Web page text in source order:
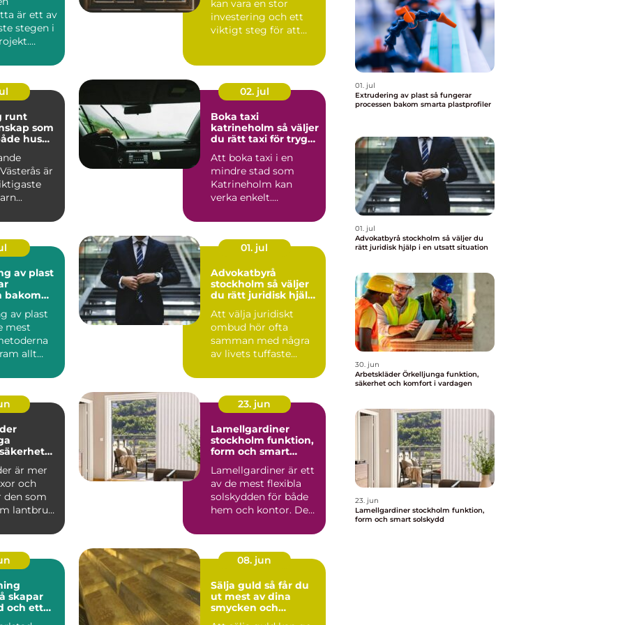
är ett av
stegen i
kan vara en stor
investering och ett
viktigt steg för att
runt
som
hus
är
02. jul
Boka taxi
katrineholm så väljer
du rätt taxi för trygg
Att boka taxi i en
mindre stad som
Katrineholm kan
verka enkelt.
resenärer vara...
av plast
bakom
av plast
mest
allt
01. jul
Advokatbyrå
stockholm så väljer
du rätt juridisk hjälp
Att välja juridiskt
ombud hör ofta
samman med några
av livets tuffaste
vårdnadst...
är mer
och
den som
lantbruk,
23. jun
Lamellgardiner
stockholm funktion,
form och smart
Lamellgardiner är ett
av de mest flexibla
solskydden för både
hem och kontor. De
och ett
08. jun
Sälja guld så får du
ut mest av dina
smycken och
01. jul
Extrudering av plast så fungerar
processen bakom smarta plastprofiler
01. jul
Advokatbyrå stockholm så väljer du
rätt juridisk hjälp i en utsatt situation
30. jun
Arbetskläder Örkelljunga funktion,
säkerhet och komfort i vardagen
23. jun
Lamellgardiner stockholm funktion,
form och smart solskydd